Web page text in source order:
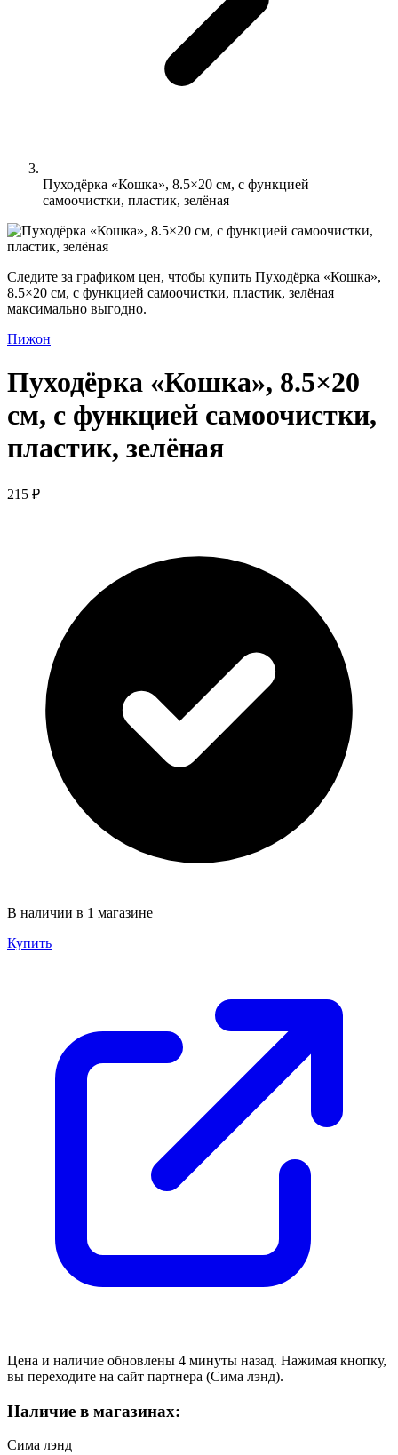
Пуходёрка «Кошка», 8.5×20 см, с функцией
самоочистки, пластик, зелёная
Следите за графиком цен, чтобы купить Пуходёрка «Кошка»,
8.5×20 см, с функцией самоочистки, пластик, зелёная
максимально выгодно.
Пижон
Пуходёрка «Кошка», 8.5×20
см, с функцией самоочистки,
пластик, зелёная
215 ₽
В наличии в 1 магазине
Купить
Цена и наличие обновлены 4 минуты назад. Нажимая кнопку,
вы переходите на сайт партнера (Сима лэнд).
Наличие в магазинах:
Сима лэнд